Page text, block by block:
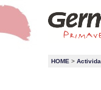
HOME >